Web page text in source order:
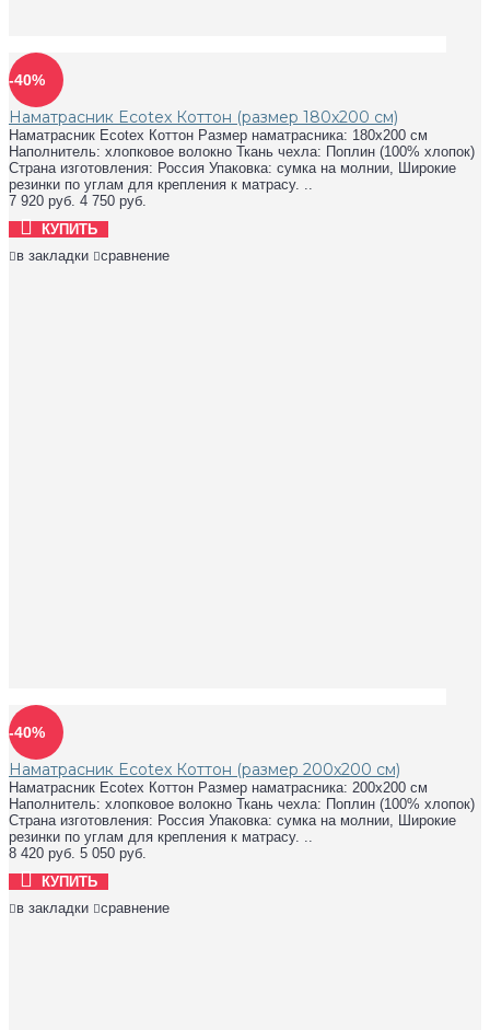
-40%
Наматрасник Ecotex Коттон (размер 180x200 см)
Наматрасник Ecotex Коттон Размер наматрасника: 180x200 см
Наполнитель: хлопковое волокно Ткань чехла: Поплин (100% хлопок)
Страна изготовления: Россия Упаковка: сумка на молнии, Широкие
резинки по углам для крепления к матрасу. ..
7 920 руб. 4 750 руб.
КУПИТЬ
в закладки
сравнение
-40%
Наматрасник Ecotex Коттон (размер 200x200 см)
Наматрасник Ecotex Коттон Размер наматрасника: 200x200 см
Наполнитель: хлопковое волокно Ткань чехла: Поплин (100% хлопок)
Страна изготовления: Россия Упаковка: сумка на молнии, Широкие
резинки по углам для крепления к матрасу. ..
8 420 руб. 5 050 руб.
КУПИТЬ
в закладки
сравнение